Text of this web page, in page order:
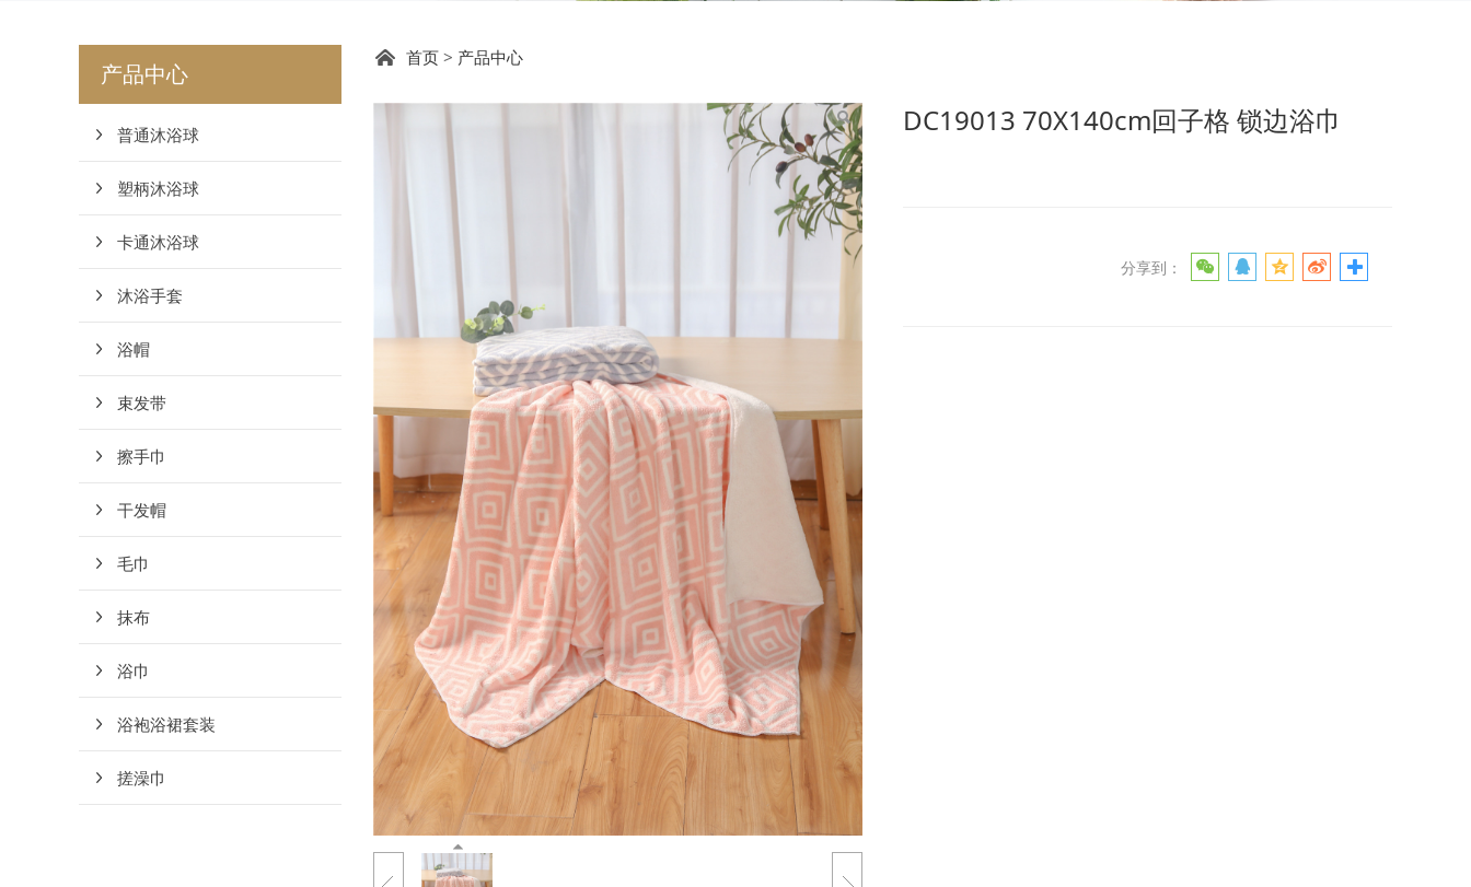
产品中心
普通沐浴球
塑柄沐浴球
卡通沐浴球
沐浴手套
浴帽
束发带
擦手巾
干发帽
毛巾
抹布
浴巾
浴袍浴裙套装
搓澡巾
DC19013 70X140cm回子格 锁边浴巾
首页> 产品中心
DC19013 70X140cm回子格 锁边浴巾
分享到：